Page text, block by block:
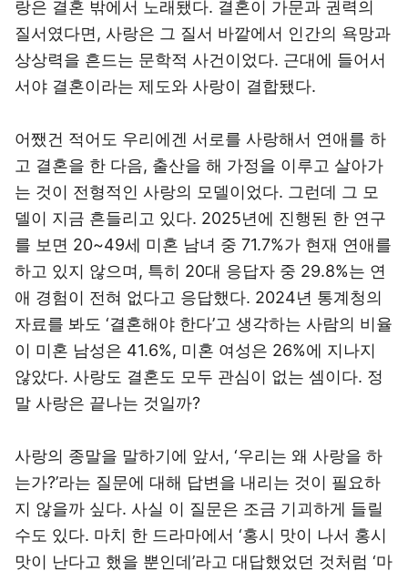
랑은 결혼 밖에서 노래됐다. 결혼이 가문과 권력의
질서였다면, 사랑은 그 질서 바깥에서 인간의 욕망과
상상력을 흔드는 문학적 사건이었다. 근대에 들어서
서야 결혼이라는 제도와 사랑이 결합됐다.
어쨌건 적어도 우리에겐 서로를 사랑해서 연애를 하
고 결혼을 한 다음, 출산을 해 가정을 이루고 살아가
는 것이 전형적인 사랑의 모델이었다. 그런데 그 모
델이 지금 흔들리고 있다. 2025년에 진행된 한 연구
를 보면 20~49세 미혼 남녀 중 71.7%가 현재 연애를
하고 있지 않으며, 특히 20대 응답자 중 29.8%는 연
애 경험이 전혀 없다고 응답했다. 2024년 통계청의
자료를 봐도 ‘결혼해야 한다’고 생각하는 사람의 비율
이 미혼 남성은 41.6%, 미혼 여성은 26%에 지나지
않았다. 사랑도 결혼도 모두 관심이 없는 셈이다. 정
말 사랑은 끝나는 것일까?
사랑의 종말을 말하기에 앞서, ‘우리는 왜 사랑을 하
는가?’라는 질문에 대해 답변을 내리는 것이 필요하
지 않을까 싶다. 사실 이 질문은 조금 기괴하게 들릴
수도 있다. 마치 한 드라마에서 ‘홍시 맛이 나서 홍시
맛이 난다고 했을 뿐인데’라고 대답했었던 것처럼 ‘마